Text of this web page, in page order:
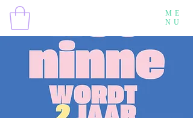
ME
NU